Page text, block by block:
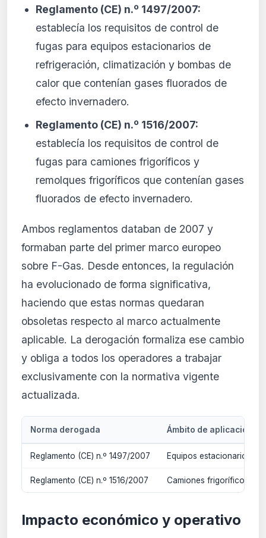
Reglamento (CE) n.º 1497/2007:
establecía los requisitos de control de
fugas para equipos estacionarios de
refrigeración, climatización y bombas de
calor que contenían gases fluorados de
efecto invernadero.
Reglamento (CE) n.º 1516/2007:
establecía los requisitos de control de
fugas para camiones frigoríficos y
remolques frigoríficos que contenían gases
fluorados de efecto invernadero.
Ambos reglamentos databan de 2007 y
formaban parte del primer marco europeo
sobre F-Gas. Desde entonces, la regulación
ha evolucionado de forma significativa,
haciendo que estas normas quedaran
obsoletas respecto al marco actualmente
aplicable. La derogación formaliza ese cambio
y obliga a todos los operadores a trabajar
exclusivamente con la normativa vigente
actualizada.
Norma derogada Ámbito de aplicación
Reglamento (CE) n.º 1497/2007 Equipos estacionarios
Reglamento (CE) n.º 1516/2007 Camiones frigoríficos y
Impacto económico y operativo